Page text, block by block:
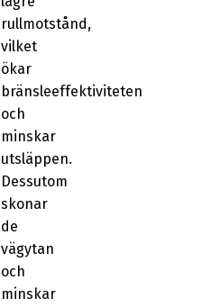
rullmotstånd,
vilket
ökar
bränsleeffektiviteten
och
minskar
utsläppen.
Dessutom
skonar
de
vägytan
och
minskar